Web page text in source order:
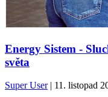
Energy Sistem -
světa
Super User| 11. listopad